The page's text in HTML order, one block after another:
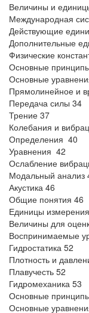
Величины и
Международная
Действующие
Дополнительные
Физические
Основные
Основные
Прямолинейное и
Передача силы 34
Трение 37
Колебания и
Определения 40
Уравнения 42
Ослабление
Модальный анализ
Акустика 46
Общие понятия 46
Единицы
Величины для
Воспринимаемые
Гидростатика 52
Плотность и
Плавучесть 52
Гидромеханика 53
Основные
Основные